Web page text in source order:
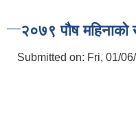
२०७९ पौष महिनाको
Submitted on: Fri, 01/